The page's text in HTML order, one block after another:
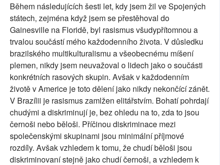
Během následujících šesti let, kdy jsem žil ve Spojených
státech, zejména když jsem se přestěhoval do
Gainesville na Floridě, byl rasismus všudypřítomnou a
trvalou součástí mého každodenního života. V důsledku
brazilského multikulturalismu a všeobecnému míšení
plemen, nikdy jsem neuvažoval o lidech jako o součásti
konkrétních rasových skupin. Avšak v každodenním
životě v Americe je toto dělení jako nikdy nekončící zánět.
V Brazílii je rasismus zamlžen elitářstvím. Bohatí pohrdají
chudými a diskriminují je, bez ohledu na to, zda to jsou
černoši nebo běloši. Příčinou diskriminace mezi
společenskými skupinami jsou minimální příjmové
rozdíly. Avšak vzhledem k tomu, že chudí běloši jsou
diskriminovaní stejně jako chudí černoši, a vzhledem k